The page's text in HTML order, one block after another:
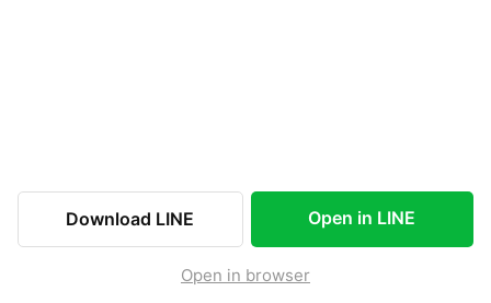
Download LINE Open in LINE
Open in browser